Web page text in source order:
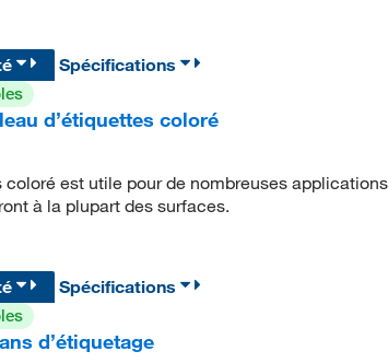
Spécifications
d’étiquettes coloré
coloré est utile pour de nombreuses
à la plupart des surfaces.
Spécifications
d’étiquetage